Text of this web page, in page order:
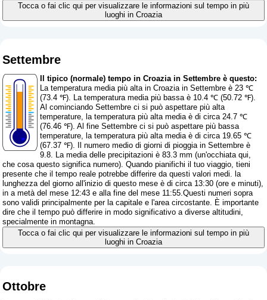
Tocca o fai clic qui per visualizzare le informazioni sul tempo in più
luoghi in Croazia
Settembre
Il tipico (normale) tempo in Croazia in Settembre è questo:
La temperatura media più alta in Croazia in Settembre è 23 ℃
(73.4 ℉). La temperatura media più bassa è 10.4 ℃ (50.72 ℉).
Al cominciando Settembre ci si può aspettare più alta
temperature, la temperatura più alta media è di circa 24.7 ℃
(76.46 ℉). Al fine Settembre ci si può aspettare più bassa
temperature, la temperatura più alta media è di circa 19.65 ℃
(67.37 ℉). Il numero medio di giorni di pioggia in Settembre è
9.8. La media delle precipitazioni è 83.3 mm (un'occhiata qui,
che cosa questo significa numero). Quando pianifichi il tuo viaggio, tieni
presente che il tempo reale potrebbe differire da questi valori medi. la
lunghezza del giorno all'inizio di questo mese è di circa 13:30 (ore e minuti),
in a metà del mese 12:43 e alla fine del mese 11:55.Questi numeri sopra
sono validi principalmente per la capitale e l'area circostante. È importante
dire che il tempo può differire in modo significativo a diverse altitudini,
specialmente in montagna.
Tocca o fai clic qui per visualizzare le informazioni sul tempo in più
luoghi in Croazia
Ottobre